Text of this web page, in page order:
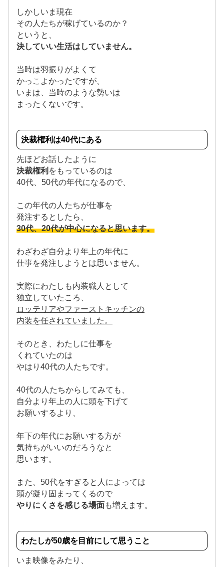
しかしいま現在
その人たちが稼げているのか？
というと、
決していい生活はしていません。
当時は羽振りがよくて
かっこよかったですが、
いまは、当時のような勢いは
まったくないです。
決裁権利は40代にある
先ほどお話したように
決裁権利 をもっているのは
40代、50代の年代になるので、
この年代の人たちが仕事を
発注するとしたら、
30代、20代が中心になると思います。
わざわざ自分より年上の年代に
仕事を発注しようとは思いません。
実際にわたしも内装職人として
独立していたころ、
ロッテリアやファーストキッチンの
内装を任されていました。
そのとき、わたしに仕事を
くれていたのは
やはり40代の人たちです。
40代の人たちからしてみても、
自分より年上の人に頭を下げて
お願いするより、
年下の年代にお願いする方が
気持ちがいいのだろうなと
思います。
また、50代をすぎると人によっては
頭が凝り固まってくるので
やりにくさを感じる場面も増えます。
わたしが50歳を目前にして思うこと
いま映像をみたり、